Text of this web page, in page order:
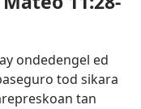
ondedengel ed
tod sikara
tan